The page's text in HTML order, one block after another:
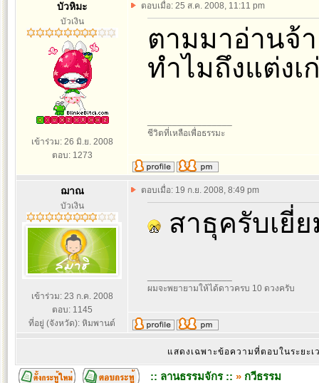
บัวหิมะ
บัวเงิน
เข้าร่วม: 26 มิ.ย. 2008
ตอบ: 1273
ตอบเมื่อ: 25 ส.ค. 2008, 11:11 pm
ตามมาอ่านจ้า
ทำไมถึงแต่งเ
ชีวิตที่เหลือเพื่อธรรมะ
ฌาณ
บัวเงิน
เข้าร่วม: 23 ก.ค. 2008
ตอบ: 1145
ที่อยู่ (จังหวัด): หิมพานต์
ตอบเมื่อ: 19 ก.ย. 2008, 8:49 pm
สาธุครับเยี่
ผมจะพยายามให้ได้ดาวครบ 10 ดวงครับ
แสดงเฉพาะข้อความที่ตอบในระยะ
:: ลานธรรมจักร :: » กวีธรรม